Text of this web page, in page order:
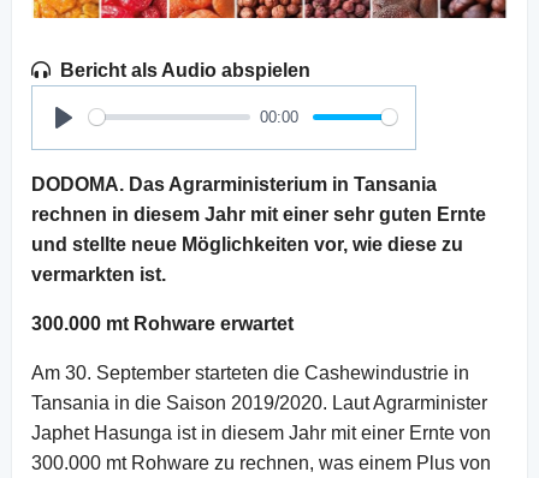
Bericht als Audio abspielen
Play
00:00
DODOMA. Das Agrarministerium in Tansania
rechnen in diesem Jahr mit einer sehr guten Ernte
und stellte neue Möglichkeiten vor, wie diese zu
vermarkten ist.
300.000 mt Rohware erwartet
Am 30. September starteten die Cashewindustrie in
Tansania in die Saison 2019/2020. Laut Agrarminister
Japhet Hasunga ist in diesem Jahr mit einer Ernte von
300.000 mt Rohware zu rechnen, was einem Plus von